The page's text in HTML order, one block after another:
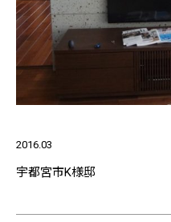
2016.03
宇都宮市K様邸